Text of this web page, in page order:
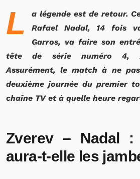
L
a légende est de retour.
Rafael Nadal, 14 fois
Garros, va faire son
tête de série numéro 4,
Assurément, le match à ne
deuxième journée du premier
chaîne TV et à quelle heure
Zverev – Nadal :
aura-t-elle les